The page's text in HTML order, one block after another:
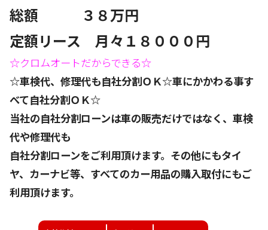
総額 ３８万円
定額リース 月々１８０００円
☆クロムオートだからできる☆
☆車検代、修理代も自社分割ＯＫ☆車にかかわる事す
べて自社分割ＯＫ☆
当社の自社分割ローンは車の販売だけではなく、車検
代や修理代も
自社分割ローンをご利用頂けます。その他にもタイ
ヤ、カーナビ等、すべてのカー用品の購入取付にもご
利用頂けます。